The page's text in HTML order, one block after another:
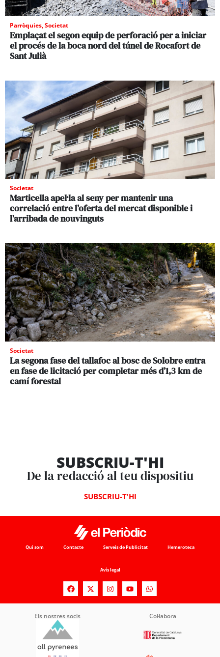
Parròquies,Societat
Emplaçat el segon equip de perforació per a iniciar
el procés de la boca nord del túnel de Rocafort de
Sant Julià
Societat
Marticella apel·la al seny per mantenir una
correlació entre l’oferta del mercat disponible i
l’arribada de nouvinguts
Societat
La segona fase del tallafoc al bosc de Solobre entra
en fase de licitació per completar més d’1,3 km de
camí forestal
SUBSCRIU-T'HI
De la redacció al teu dispositiu
SUBSCRIU-T'HI
Qui som Contacte Serveis de Publicitat Hemeroteca
Avís legal
Els nostres socis Col·labora